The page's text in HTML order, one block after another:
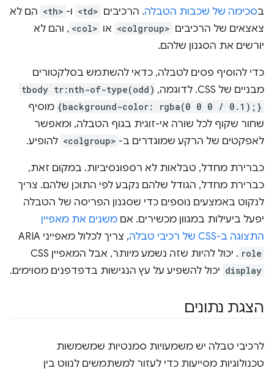
בסכימה של שכבות הטבלה. הרכיבים <td> ו- <th> הם לא
צאצאים של הרכיבים <colgroup> או <col> , והם לא
יורשים את הסגנון שלהם.
כדי להוסיף פסים לטבלה, כדאי להשתמש בסלקטורים
מבניים של CSS. לדוגמה,
tbody tr:nth-of-type(odd)
{background-color: rgba(0 0 0 / 0.1);} מוסיף
שחור שקוף לכל שורה אי-זוגית בגוף הטבלה, ומאפשר
לאפקטים של הרקע שמוגדרים ב- <colgroup> להופיע.
כברירת מחדל, טבלאות לא רספונסיביות. במקום זאת,
כברירת מחדל, הגודל שלהם נקבע לפי התוכן שלהם. צריך
לנקוט באמצעים נוספים כדי שסגנון הפריסה של הטבלה
יפעל ביעילות במגוון מכשירים. אם משנים את מאפיין
התצוגה ב-CSS של רכיבי טבלה
, צריך לכלול מאפייני ARIA
role . יכול להיות שזה נשמע מיותר, אבל המאפיין CSS
display יכול להשפיע על עץ הנגישות בדפדפנים מסוימים.
הצגת נתונים
לרכיבי טבלה יש משמעויות סמנטיות שמשמשות
טכנולוגיות מסייעות כדי לעזור למשתמשים לנווט בין